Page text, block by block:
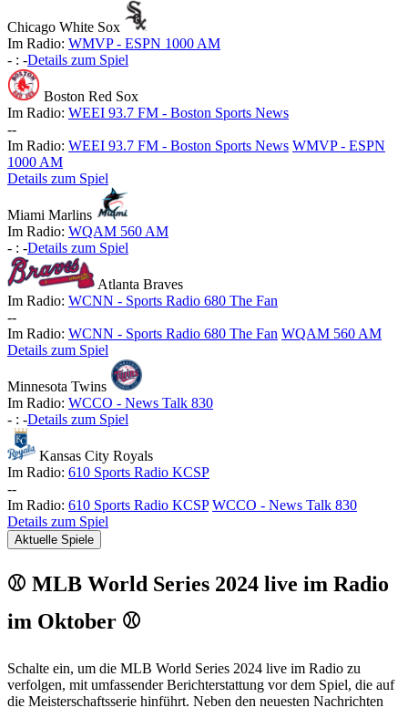
Chicago White Sox
Im Radio: WMVP - ESPN 1000 AM
- : -Details zum Spiel
Boston Red Sox
Im Radio: WEEI 93.7 FM - Boston Sports News
--
Im Radio: WEEI 93.7 FM - Boston Sports News WMVP - ESPN
1000 AM
Details zum Spiel
Miami Marlins
Im Radio: WQAM 560 AM
- : -Details zum Spiel
Atlanta Braves
Im Radio: WCNN - Sports Radio 680 The Fan
--
Im Radio: WCNN - Sports Radio 680 The Fan WQAM 560 AM
Details zum Spiel
Minnesota Twins
Im Radio: WCCO - News Talk 830
- : -Details zum Spiel
Kansas City Royals
Im Radio: 610 Sports Radio KCSP
--
Im Radio: 610 Sports Radio KCSP WCCO - News Talk 830
Details zum Spiel
Aktuelle Spiele
⚾ MLB World Series 2024 live im Radio
im Oktober ⚾
Schalte ein, um die MLB World Series 2024 live im Radio zu
verfolgen, mit umfassender Berichterstattung vor dem Spiel, die auf
die Meisterschaftsserie hinführt. Neben den neuesten Nachrichten